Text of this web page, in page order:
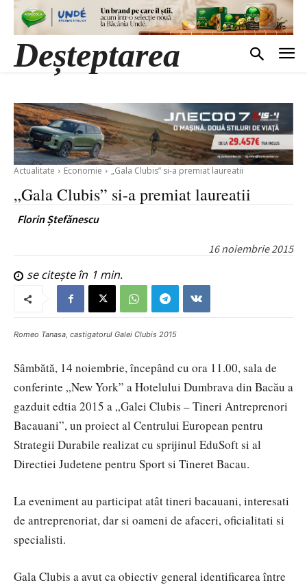
Deșteptarea
Actualitate Economie „Gala Clubis” si-a premiat laureatii
„Gala Clubis” si-a premiat laureatii
Florin Ștefănescu
16 noiembrie 2015
se citește în 1 min.
Romeo Tanasa, castigatorul Galei Clubis 2015
Sâmbătă, 14 noiembrie, începând cu ora 11.00, sala de
conferinte „New York” a Hotelului Dumbrava din Bacău a
gazduit edtia 2015 a „Galei Clubis – Tineri Antreprenori
Bacauani”, un proiect al Centrului European pentru
Strategii Durabile realizat cu sprijinul EduSoft si al
Directiei Judetene pentru Sport si Tineret Bacau.
La eveniment au participat atât tineri bacauani, interesati
de antreprenoriat, dar si oameni de afaceri, oficialitati si
specialisti.
Gala Clubis a avut ca obiectiv general identificarea între